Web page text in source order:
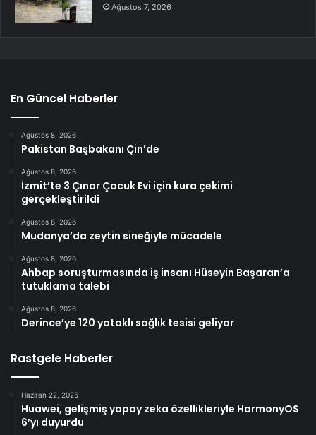
Ağustos 7, 2026
En Güncel Haberler
Ağustos 8, 2026
Pakistan Başbakanı Çin’de
Ağustos 8, 2026
İzmit’te 3 Çınar Çocuk Evi için kura çekimi
gerçekleştirildi
Ağustos 8, 2026
Mudanya’da zeytin sineğiyle mücadele
Ağustos 8, 2026
Ahbap soruşturmasında iş insanı Hüseyin Başaran’a
tutuklama talebi
Ağustos 8, 2026
Derince’ye 120 yataklı sağlık tesisi geliyor
Rastgele Haberler
Haziran 22, 2025
Huawei, gelişmiş yapay zeka özellikleriyle HarmonyOS
6’yı duyurdu